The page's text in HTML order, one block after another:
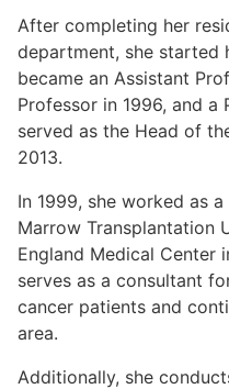
After completing her
department, she started
became an Assistant
Professor in 1996, and a
served as the Head of
2013.
In 1999, she worked as
Marrow Transplantation
England Medical Center
serves as a consultant
cancer patients and
area.
Additionally, she